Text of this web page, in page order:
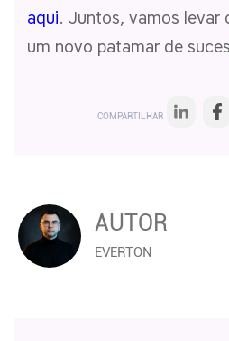
aqui. Juntos, vamos levar
um novo patamar de
COMPARTILHAR
AUTOR
EVERTON